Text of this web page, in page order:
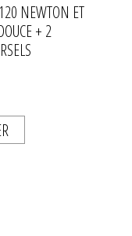
NEWTON ET
+ 2